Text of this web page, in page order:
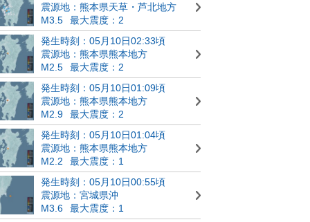
震源地：熊本県天草・芦北地方
M3.5
最大震度：2
発生時刻：05月10日02:33頃
震源地：熊本県熊本地方
M2.5
最大震度：2
発生時刻：05月10日01:09頃
震源地：熊本県熊本地方
M2.9
最大震度：2
発生時刻：05月10日01:04頃
震源地：熊本県熊本地方
M2.2
最大震度：1
発生時刻：05月10日00:55頃
震源地：宮城県沖
M3.6
最大震度：1